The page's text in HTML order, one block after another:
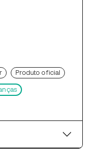
Produto oficial